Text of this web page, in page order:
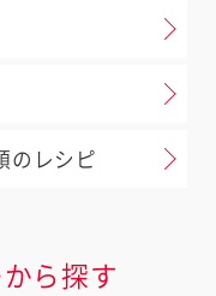
のレシピ
ら探す